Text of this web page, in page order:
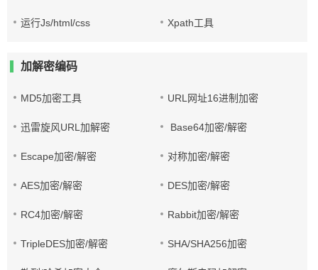
运行Js/html/css Xpath工具
加解密编码
MD5加密工具 URL网址16进制加密
迅雷旋风URL加解密 Base64加密/解密
Escape加密/解密 对称加密/解密
AES加密/解密 DES加密/解密
RC4加密/解密 Rabbit加密/解密
TripleDES加密/解密 SHA/SHA256加密